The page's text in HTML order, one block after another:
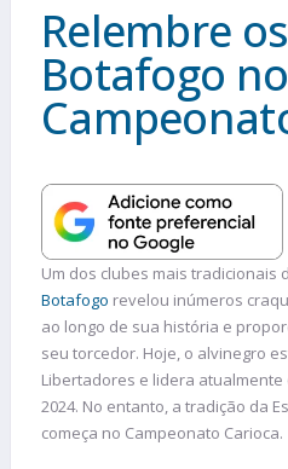
Relembre
Botafogo no
Um dos clubes mais tradicionais
Botafogo revelou inúmeros
ao longo de sua história e
seu torcedor. Hoje, o alvinegro
Libertadores e lidera atualmente
2024. No entanto, a tradição da
começa no Campeonato Carioca.